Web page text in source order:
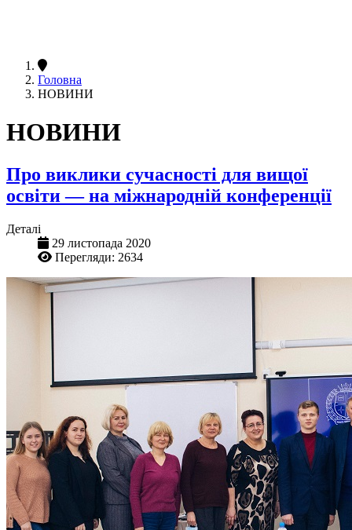
Головна
НОВИНИ
НОВИНИ
Про виклики сучасності для вищої
освіти — на міжнародній конференції
Деталі
29 листопада 2020
Перегляди: 2634